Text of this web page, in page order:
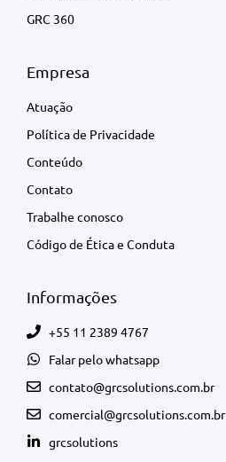
GRC 360
Empresa
Atuação
Política de Privacidade
Conteúdo
Contato
Trabalhe conosco
Código de Ética e Conduta
Informações
+55 11 2389 4767
Falar pelo whatsapp
contato@grcsolutions.com.br
comercial@grcsolutions.com.br
grcsolutions